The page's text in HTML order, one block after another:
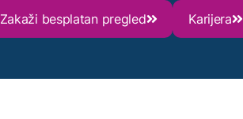
Zakaži besplatan pregled Karijera